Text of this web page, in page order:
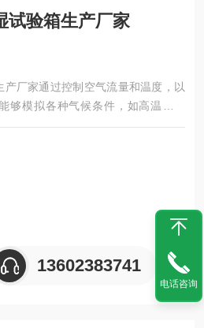
试验箱生产厂家
产厂家通过控制空气流量和温度，以
够模拟各种气候条件，如高温、低
测材料、产品在不同环境下的性能
、化学、建材、医疗、航天等领域，
耐干、耐湿等性能。
13602383741
电话咨询